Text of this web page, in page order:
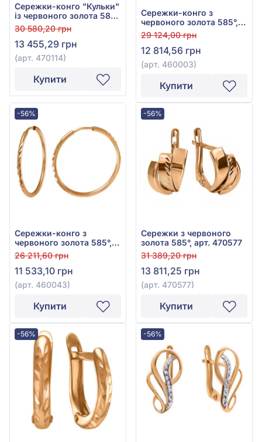
Сережки-конго "Кульки"
із червоного золота 585°,
без вставки, арт. 470114
30 580,20 грн
13 455,29 грн
(арт. 470114)
Купити
Сережки-конго з
червоного золота 585°,
арт. 460003
29 124,00 грн
12 814,56 грн
(арт. 460003)
Купити
-56%
Сережки-конго з
червоного золота 585°,
арт. 460043
26 211,60 грн
11 533,10 грн
(арт. 460043)
Купити
-56%
Сережки з червоного
золота 585°, арт. 470577
31 389,20 грн
13 811,25 грн
(арт. 470577)
Купити
-56% -56%